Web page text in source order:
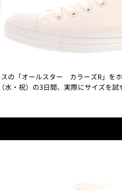
の「オールスター カラーズR」を
水・祝）の3日間、実際にサイズを